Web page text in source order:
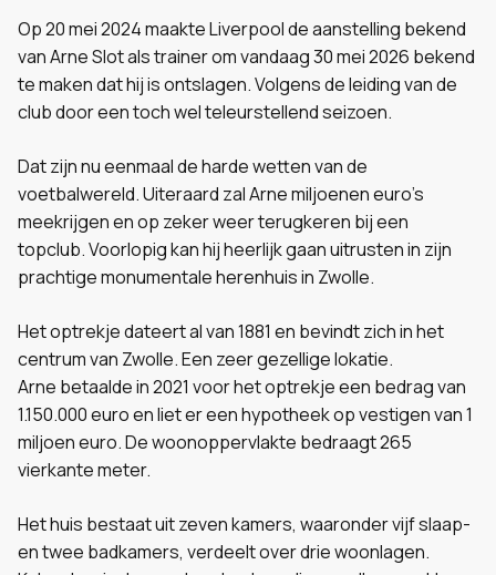
Op 20 mei 2024 maakte Liverpool de aanstelling bekend
van Arne Slot als trainer om vandaag 30 mei 2026 bekend
te maken dat hij is ontslagen. Volgens de leiding van de
club door een toch wel teleurstellend seizoen.
Dat zijn nu eenmaal de harde wetten van de
voetbalwereld. Uiteraard zal Arne miljoenen euro’s
meekrijgen en op zeker weer terugkeren bij een
topclub. Voorlopig kan hij heerlijk gaan uitrusten in zijn
prachtige monumentale herenhuis in Zwolle.
Het optrekje dateert al van 1881 en bevindt zich in het
centrum van Zwolle.Een zeer gezellige lokatie.
Arne betaalde in 2021 voor het optrekje een bedrag van
1.150.000 euro en liet er een hypotheek op vestigen van 1
miljoen euro. De woonoppervlakte bedraagt 265
vierkante meter.
Het huis bestaat uit zeven kamers, waaronder vijf slaap-
en twee badkamers, verdeelt over drie woonlagen.